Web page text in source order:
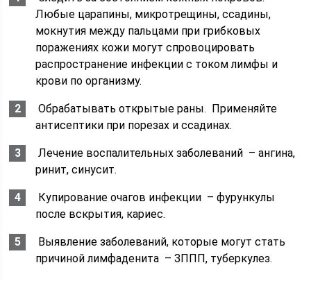
Любые царапины, микротрещины, ссадины,
мокнутия между пальцами при грибковых
поражениях кожи могут спровоцировать
распространение инфекции с током лимфы и
крови по организму.
Обрабатывать открытые раны. Применяйте
антисептики при порезах и ссадинах.
Лечение воспалительных заболеваний – ангина,
ринит, синусит.
Купирование очагов инфекции – фурункулы
после вскрытия, кариес.
Выявление заболеваний, которые могут стать
причиной лимфаденита – ЗППП, туберкулез.